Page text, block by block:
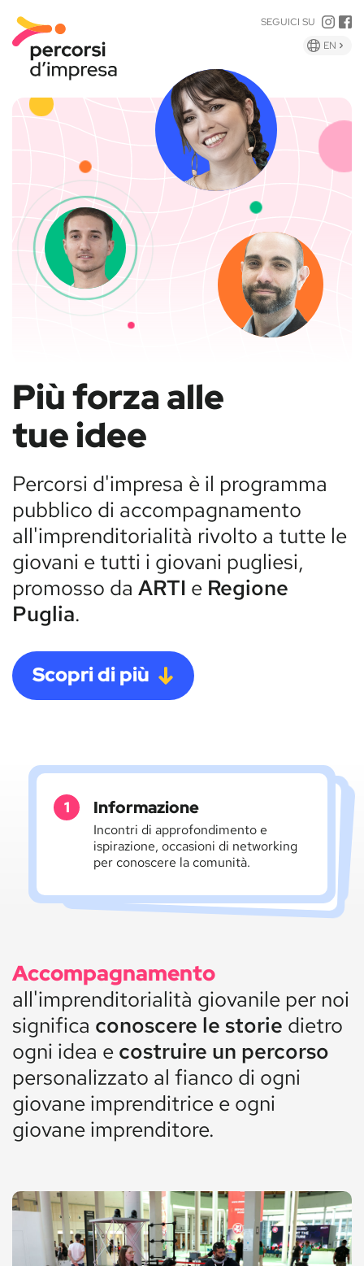
SEGUICI SU
EN GLISH
Più forza alle
tue idee
Percorsi d'impresa è il programma
pubblico di accompagnamento
all'imprenditorialità rivolto a tutte le
giovani e tutti i giovani pugliesi,
promosso da ARTI e Regione
Puglia.
Scopri di più
Informazione
Incontri di approfondimento e
ispirazione, occasioni di networking
per conoscere la comunità.
Consapevolezza
Attività per delineare le tue
potenzialità, per identificare i tuoi
fabbisogni e per mettere a fuoco la
Esperienza
Azioni per consolidare le tue
strategie e per accrescere le tue
competenze di gestione d'impresa.
Percorsi
d'impresa
Accompagnamento
all'imprenditorialità giovanile per noi
significa conoscere le storie dietro
ogni idea e costruire un percorso
personalizzato al fianco di ogni
giovane imprenditrice e ogni
giovane imprenditore.